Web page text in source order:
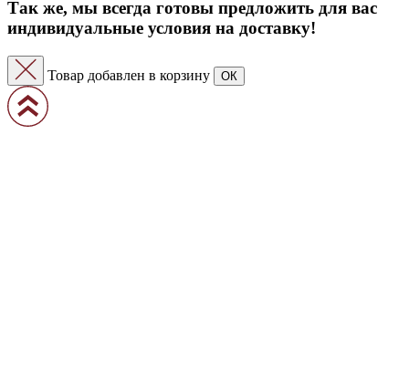
Так же, мы всегда готовы предложить для вас
индивидуальные условия на доставку!
Товар добавлен в корзину ОК